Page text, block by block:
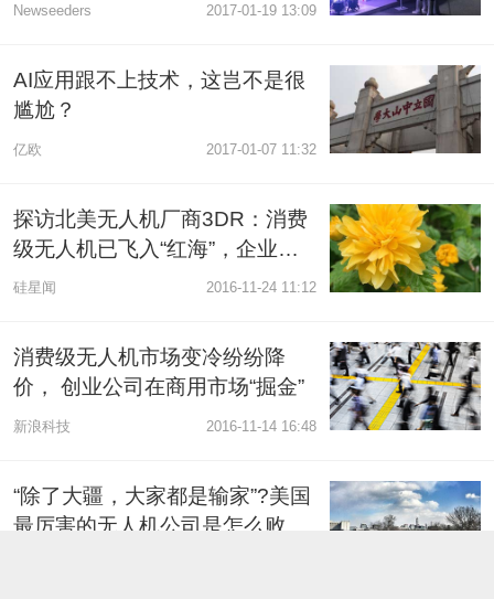
Newseeders 2017-01-19 13:09
AI应用跟不上技术，这岂不是很
尴尬？
亿欧 2017-01-07 11:32
探访北美无人机厂商3DR：消费
级无人机已飞入“红海”，企业级
市场才是未来
硅星闻 2016-11-24 11:12
消费级无人机市场变冷纷纷降
价， 创业公司在商用市场“掘金”
新浪科技 2016-11-14 16:48
“除了大疆，大家都是输家”?美国
最厉害的无人机公司是怎么败给